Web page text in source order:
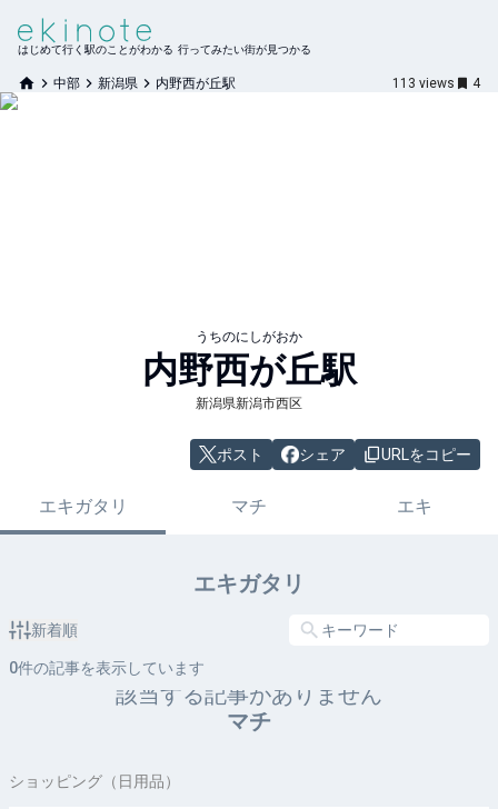
はじめて行く駅のことがわかる 行ってみたい街が見つかる
中部 新潟県 内野西が丘駅 113 views 4
うちのにしがおか
内野西が丘駅
新潟県新潟市西区
ポスト シェア URLをコピー
エキガタリ マチ エキ
エキガタリ
新着順
0件の記事を表示しています
該当する記事がありません
マチ
ショッピング（日用品）